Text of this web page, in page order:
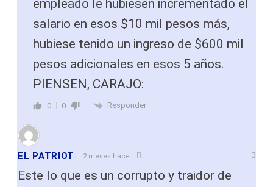
empleado le hubiesen incrementado el
salario en esos $10 mil pesos más,
hubiese tenido un ingreso de $600 mil
pesos adicionales en esos 5 años.
PIENSEN, CARAJO:
0 0 Responder
EL PATRIOT 2 meses hace
Este lo que es un corrupto y traidor de